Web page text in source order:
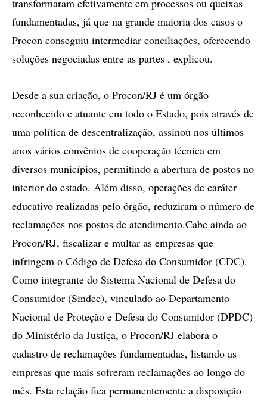
transformaram efetivamente em processos ou queixas
fundamentadas, já que na grande maioria dos casos o
Procon conseguiu intermediar conciliações, oferecendo
soluções negociadas entre as partes , explicou.
Desde a sua criação, o Procon/RJ é um órgão
reconhecido e atuante em todo o Estado, pois através de
uma política de descentralização, assinou nos últimos
anos vários convênios de cooperação técnica em
diversos municípios, permitindo a abertura de postos no
interior do estado. Além disso, operações de caráter
educativo realizadas pelo órgão, reduziram o número de
reclamações nos postos de atendimento.Cabe ainda ao
Procon/RJ, fiscalizar e multar as empresas que
infringem o Código de Defesa do Consumidor (CDC).
Como integrante do Sistema Nacional de Defesa do
Consumidor (Sindec), vinculado ao Departamento
Nacional de Proteção e Defesa do Consumidor (DPDC)
do Ministério da Justiça, o Procon/RJ elabora o
cadastro de reclamações fundamentadas, listando as
empresas que mais sofreram reclamações ao longo do
mês. Esta relação fica permanentemente a disposição